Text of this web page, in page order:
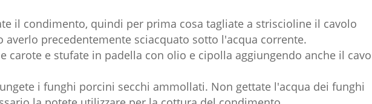
il condimento, quindi per prima cosa tagliate a striscioline il cavolo
averlo precedentemente sciacquato sotto l'acqua corrente.
carote e stufate in padella con olio e cipolla aggiungendo anche il
i funghi porcini secchi ammollati. Non gettate l'acqua dei funghi